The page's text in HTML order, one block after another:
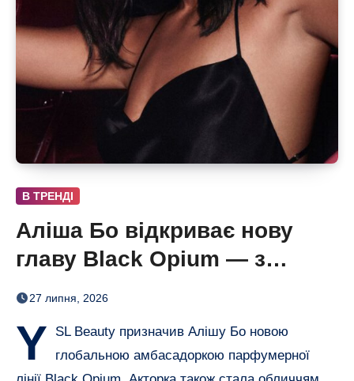
В ТРЕНДІ
Аліша Бо відкриває нову
главу Black Opium — з
ароматом полуниці, кави й
27 липня, 2026
Y
SL Beauty призначив Алішу Бо новою
глобальною амбасадоркою парфумерної